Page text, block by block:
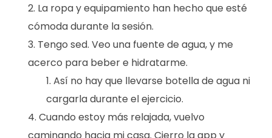
La ropa y equipamiento han hecho que esté
cómoda durante la sesión.
Tengo sed. Veo una fuente de agua, y me
acerco para beber e hidratarme.
Así no hay que llevarse botella de agua ni
cargarla durante el ejercicio.
Cuando estoy más relajada, vuelvo
caminando hacia mi casa. Cierro la app y